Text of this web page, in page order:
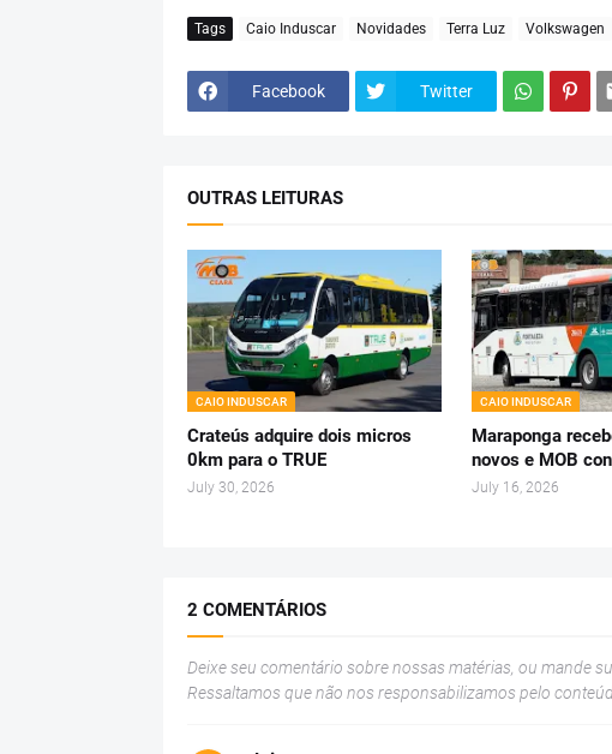
Tags Caio Induscar Novidades Terra Luz Volkswagen
Facebook Twitter
OUTRAS LEITURAS
CAIO INDUSCAR
Crateús adquire dois micros
0km para o TRUE
July 30, 2026
CAIO INDUSCAR
Maraponga
novos e MOB
July 16, 2026
2 COMENTÁRIOS
Deixe seu comentário sobre nossas matérias, ou mande
Ressaltamos que não nos responsabilizamos pelo